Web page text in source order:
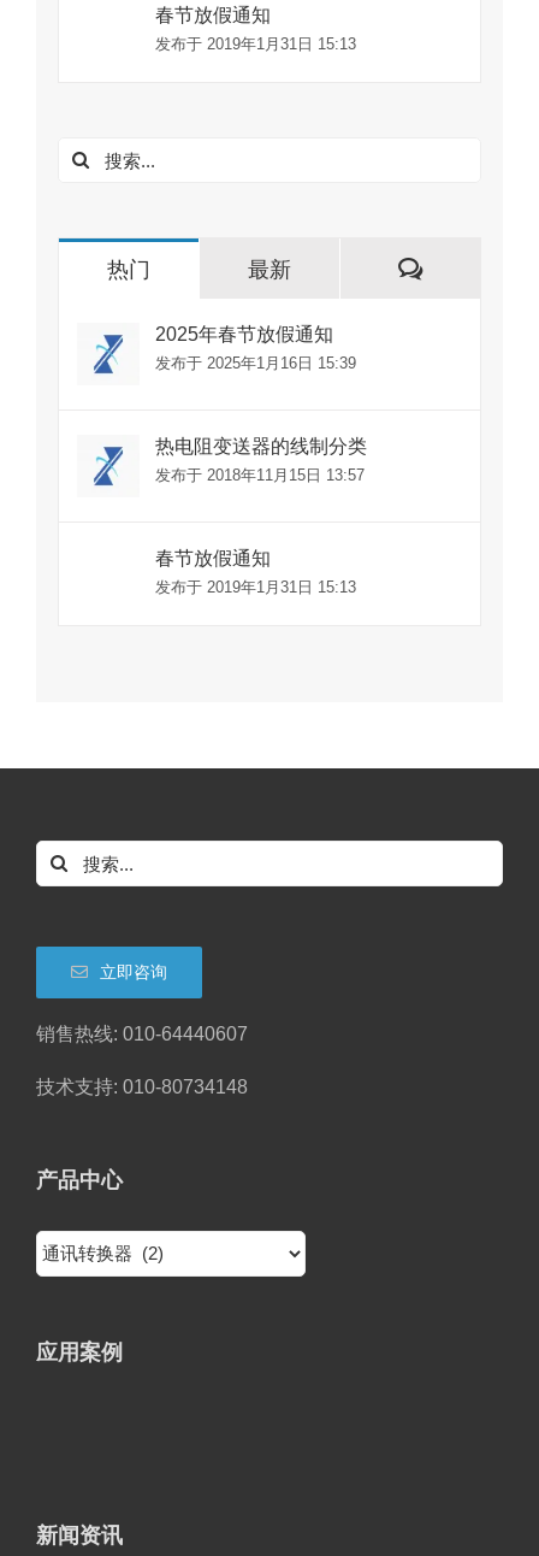
春节放假通知
发布于 2019年1月31日 15:13
搜
热门 最新
评
2025年春节放假通知
发布于 2025年1月16日 15:39
热电阻变送器的线制分类
发布于 2018年11月15日 13:57
春节放假通知
发布于 2019年1月31日 15:13
搜
索：
立即咨询
销售热线: 010-64440607
技术支持: 010-80734148
产品中心
应用案例
新闻资讯